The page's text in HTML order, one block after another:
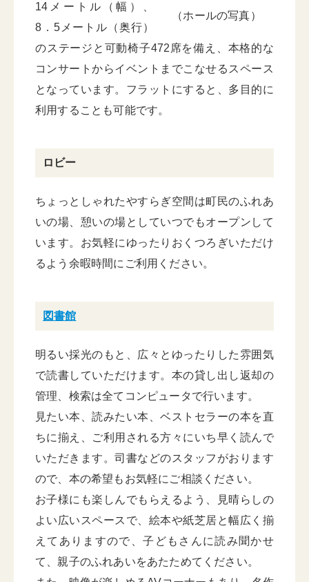
（ホールの写真）
14メートル（幅）、
8．5メートル（奥行）
のステージと可動椅子472席を備え、本格的な
コンサートからイベントまでこなせるスペース
となっています。フラットにすると、多目的に
利用することも可能です。
ロビー
ちょっとしゃれたやすらぎ空間は町民のふれあ
いの場、憩いの場としていつでもオープンして
います。お気軽にゆったりおくつろぎいただけ
るよう余暇時間にご利用ください。
図書館
明るい採光のもと、広々とゆったりした雰囲気
で読書していただけます。本の貸し出し返却の
管理、検索は全てコンピュータで行います。
見たい本、読みたい本、ベストセラーの本を直
ちに揃え、ご利用される方々にいち早く読んで
いただきます。司書などのスタッフがおります
ので、本の希望もお気軽にご相談ください。
お子様にも楽しんでもらえるよう、見晴らしの
よい広いスペースで、絵本や紙芝居と幅広く揃
えてありますので、子どもさんに読み聞かせ
て、親子のふれあいをあたためてください。